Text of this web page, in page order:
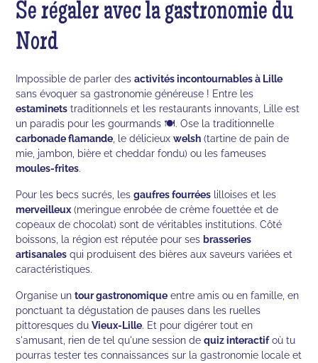
Se régaler avec la gastronomie du
Nord
Impossible de parler desactivités incontournables à Lille
sans évoquer sa gastronomie généreuse ! Entre les
estaminets traditionnels et les restaurants innovants, Lille est
un paradis pour les gourmands 🍽️. Ose la traditionnelle
carbonade flamande , le délicieuxwelsh (tartine de pain de
mie, jambon, bière et cheddar fondu) ou les fameuses
moules-frites.
Pour les becs sucrés, lesgaufres fourrées lilloises et les
merveilleux (meringue enrobée de crème fouettée et de
copeaux de chocolat) sont de véritables institutions. Côté
boissons, la région est réputée pour sesbrasseries
artisanales qui produisent des bières aux saveurs variées et
caractéristiques.
Organise untour gastronomique entre amis ou en famille, en
ponctuant ta dégustation de pauses dans les ruelles
pittoresques duVieux-Lille. Et pour digérer tout en
s'amusant, rien de tel qu'une session dequiz interactifoù tu
pourras tester tes connaissances sur la gastronomie locale et